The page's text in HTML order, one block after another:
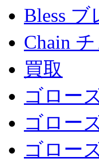
Bless ブ
Chain
買取
ゴロー
ゴロー
ゴロー